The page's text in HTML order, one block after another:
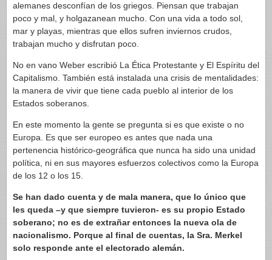
alemanes desconfían de los griegos. Piensan que trabajan
poco y mal, y holgazanean mucho. Con una vida a todo sol,
mar y playas, mientras que ellos sufren inviernos crudos,
trabajan mucho y disfrutan poco.
No en vano Weber escribió La Ética Protestante y El Espíritu del
Capitalismo. También está instalada una crisis de mentalidades:
la manera de vivir que tiene cada pueblo al interior de los
Estados soberanos.
En este momento la gente se pregunta si es que existe o no
Europa. Es que ser europeo es antes que nada una
pertenencia histórico-geográfica que nunca ha sido una unidad
política, ni en sus mayores esfuerzos colectivos como la Europa
de los 12 o los 15.
Se han dado cuenta y de mala manera, que lo único que
les queda –y que siempre tuvieron- es su propio Estado
soberano; no es de extrañar entonces la nueva ola de
nacionalismo. Porque al final de cuentas, la Sra. Merkel
solo responde ante el electorado alemán.